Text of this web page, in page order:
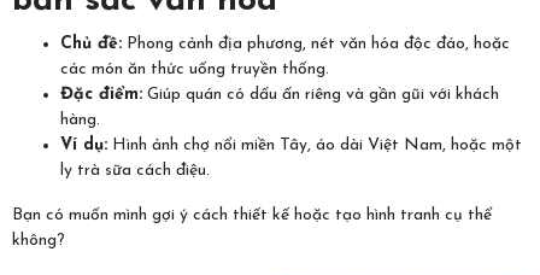
Chủ đề: Phong cảnh địa phương, nét văn hóa độc đáo, hoặc
các món ăn thức uống truyền thống.
Đặc điểm: Giúp quán có dấu ấn riêng và gần gũi với khách
hàng.
Ví dụ: Hình ảnh chợ nổi miền Tây, áo dài Việt Nam, hoặc một
ly trà sữa cách điệu.
Bạn có muốn mình gợi ý cách thiết kế hoặc tạo hình tranh cụ thể
không?